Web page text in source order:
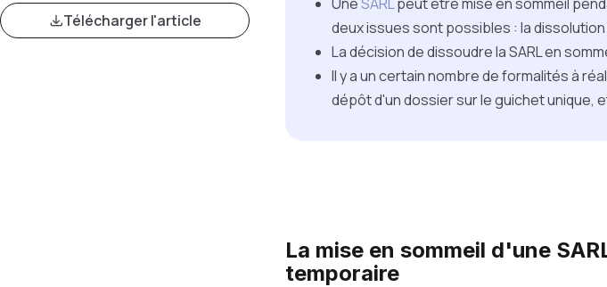
Télécharger l'article
deux issues sont possibles : la dissolution
La décision de dissoudre la SARL en
Il y a un certain nombre de formalités à
dépôt d'un dossier sur le guichet unique,
La mise en sommeil d'une
temporaire